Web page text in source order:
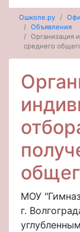
Ошколе.ру
Объявления
Организация
среднего
МОУ
г.